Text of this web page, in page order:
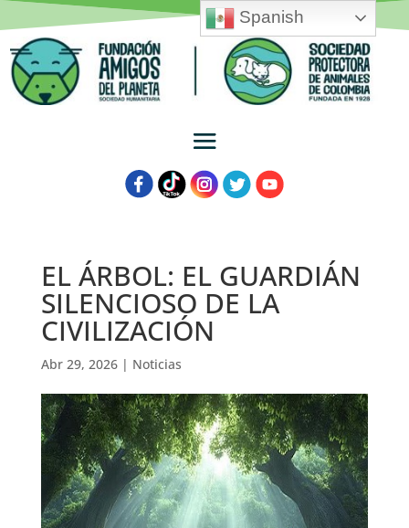
EL ÁRBOL: EL GUARDIÁN
SILENCIOSO DE LA
CIVILIZACIÓN
Abr 29, 2026| Noticias
Spanish